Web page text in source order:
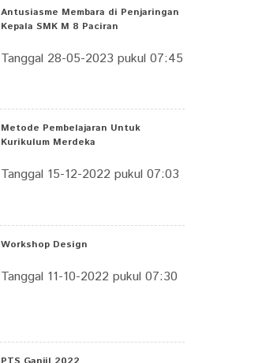
Antusiasme Membara di Penjaringan
Kepala SMK M 8 Paciran
Tanggal 28-05-2023 pukul 07:45
Metode Pembelajaran Untuk
Kurikulum Merdeka
Tanggal 15-12-2022 pukul 07:03
Workshop Design
Tanggal 11-10-2022 pukul 07:30